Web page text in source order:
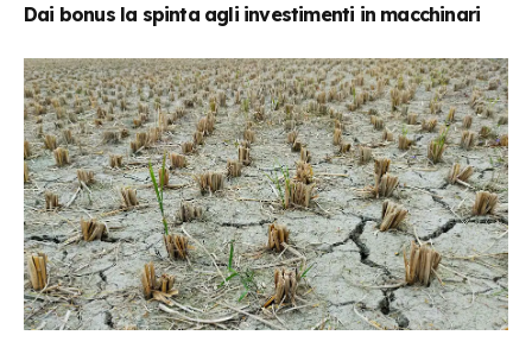
Dai bonus la spinta agli investimenti in macchinari